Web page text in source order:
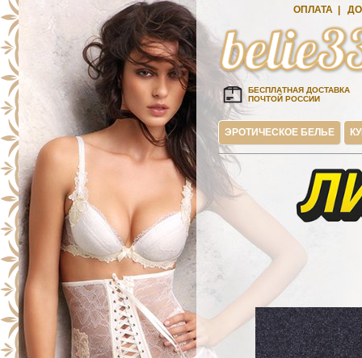
ОПЛАТА
БЕСПЛАТНАЯ ДОСТАВКА
ПОЧТОЙ РОССИИ
ЭРОТИЧЕСКОЕ БЕЛЬЕ